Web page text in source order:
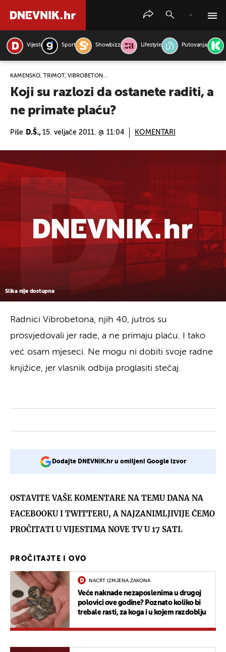
Vijesti Sport Showbizz Lifestyle Putovanja
KAMENSKO, TRIMOT, VIBROBETON...
Koji su razlozi da ostanete raditi, a
ne primate plaću?
Piše D.Š., 15. veljače 2011. @ 11:04 KOMENTARI
Slika nije dostupna
Radnici Vibrobetona, njih 40, jutros su
prosvjedovali jer rade, a ne primaju plaću. I tako
već osam mjeseci. Ne mogu ni dobiti svoje radne
knjižice, jer vlasnik odbija proglasiti stečaj.
Dodajte DNEVNIK.hr u omiljeni Google izvor
OSTAVITE VAŠE KOMENTARE NA TEMU DANA NA
FACEBOOKU I TWITTERU, A NAJZANIMLJIVIJE ĆEMO
PROČITATI U VIJESTIMA NOVE TV U 17 SATI.
PROČITAJTE I OVO
NACRT IZMJENA ZAKONA
Veće naknade nezaposlenima u drugoj
polovici ove godine? Poznato koliko bi
trebale rasti, za koga i u kojem razdoblju
PRETRAŽITE VIJESTI